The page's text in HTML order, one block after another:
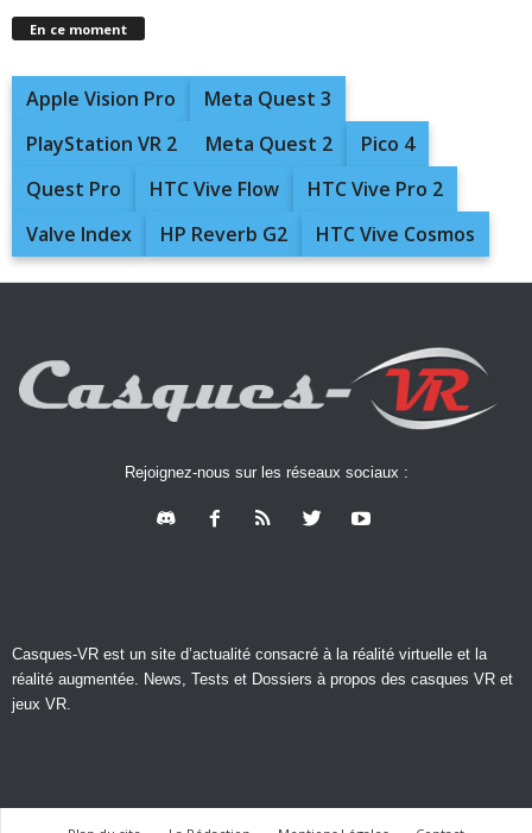
En ce moment
Apple Vision Pro
Meta Quest 3
PlayStation VR 2
Meta Quest 2
Pico 4
Quest Pro
HTC Vive Flow
HTC Vive Pro 2
Valve Index
HP Reverb G2 HTC Vive Cosmos
Rejoignez-nous sur les réseaux sociaux :
Casques-VR est un site d’actualité consacré à la réalité virtuelle et la
réalité augmentée. News, Tests et Dossiers à propos des casques VR et
jeux VR.